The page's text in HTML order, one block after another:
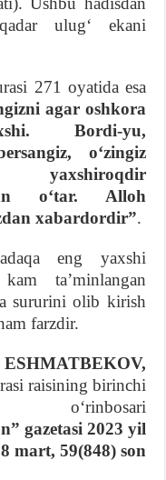
ulugʻ ekani
271 oyatida esa
agar oshkora
Bordi-yu,
oʻzingiz
oʻtar. Alloh
xabardordir”.
eng yaxshi
taʼminlangan
sururini olib kirish
farzdir.
raisining birinchi
oʻrinbosari
gazetasi 2023 yil
mart, 59(848) son